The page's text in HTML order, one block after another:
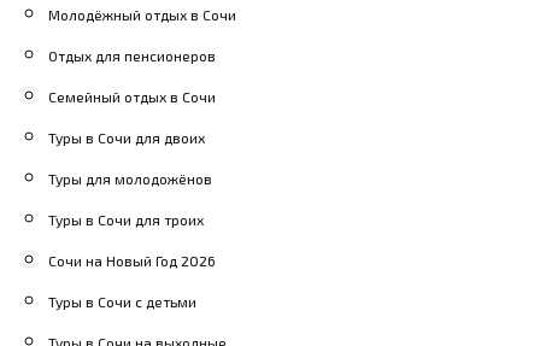
Молодёжный отдых в Сочи
Отдых для пенсионеров
Семейный отдых в Сочи
Туры в Сочи для двоих
Туры для молодожёнов
Туры в Сочи для троих
Сочи на Новый Год 2026
Туры в Сочи с детьми
Туры в Сочи на выходные
Сочинский национальный
парк: Прогулки по
живописным тропам